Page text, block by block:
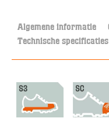
Algemene informatie
Technische specificaties